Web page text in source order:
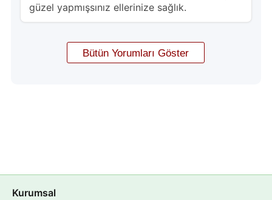
güzel yapmışsınız ellerinize sağlık.
Kurumsal